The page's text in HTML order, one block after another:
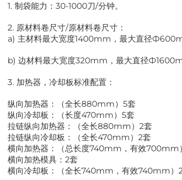
1. 制袋能力：30-1000刀/分钟。
2. 原材料卷尺寸/原材料卷尺寸：
a) 主材料最大宽度1400mm，最大直径
b) 边材料最大宽度320mm，最大直径
3. 加热器，冷却板标准配置：
纵向加热器：（全长880mm）5套
纵向冷却板：（长度470mm）5套
拉链纵向加热器：（全长880mm）2套
拉链纵向冷却板：（全长470mm）2套
横向加热器：（总长度740mm，有效700mm
横向加热模具：2套
横向冷却板：（全长740mm，有效740mm）